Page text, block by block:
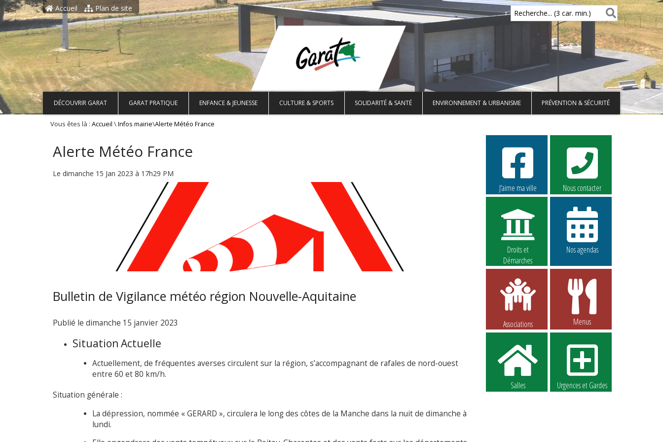
Aller au contenu principal
Accueil Plan de site
Recherche... (3 car. min.)
DÉCOUVRIR GARAT GARAT PRATIQUE ENFANCE & JEUNESSE CULTURE & SPORTS SOLIDARITÉ & SANTÉ ENVIRONNEMENT & URBANISME PRÉVENTION & SÉCURITÉ
Vous êtes là : Accueil \Infos mairie\Alerte Météo France
Alerte Météo France
Le dimanche 15 Jan 2023 à 17h29 PM
Bulletin de Vigilance météo région Nouvelle-Aquitaine
Publié le dimanche 15 janvier 2023
Situation Actuelle
Actuellement, de fréquentes averses circulent sur la région, s’accompagnant de rafales de nord-ouest
entre 60 et 80 km/h.
Situation générale :
La dépression, nommée « GERARD », circulera le long des côtes de la Manche dans la nuit de dimanche à
lundi.
J’aime ma ville Nous contacter
Droits et
Démarches
Nos agendas
Associations Menus
Salles Urgences et Gardes